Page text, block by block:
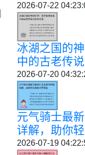
2026-07-22
冰湖之国的
中的古老传
2026-07-20
元气骑士最
详解，助你
2026-07-19